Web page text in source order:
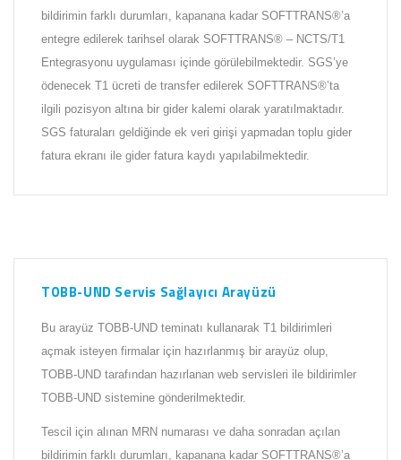
bildirimin farklı durumları, kapanana kadar SOFTTRANS®’a
entegre edilerek tarihsel olarak SOFTTRANS® – NCTS/T1
Entegrasyonu uygulaması içinde görülebilmektedir. SGS’ye
ödenecek T1 ücreti de transfer edilerek SOFTTRANS®’ta
ilgili pozisyon altına bir gider kalemi olarak yaratılmaktadır.
SGS faturaları geldiğinde ek veri girişi yapmadan toplu gider
fatura ekranı ile gider fatura kaydı yapılabilmektedir.
TOBB-UND Servis Sağlayıcı Arayüzü
Bu arayüz TOBB-UND teminatı kullanarak T1 bildirimleri
açmak isteyen firmalar için hazırlanmış bir arayüz olup,
TOBB-UND tarafından hazırlanan web servisleri ile bildirimler
TOBB-UND sistemine gönderilmektedir.
Tescil için alınan MRN numarası ve daha sonradan açılan
bildirimin farklı durumları, kapanana kadar SOFTTRANS®’a